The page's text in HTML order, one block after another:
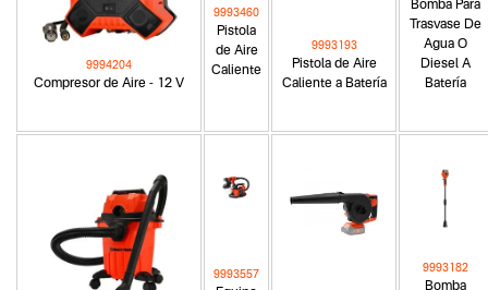
Compresor de Aire - 12 V
9994204
Pistola
de Aire
Caliente
9993460
Pistola de Aire
Caliente a Batería
9993193
Bomba Para
Trasvase De
Agua O
Diesel A
Batería
9993557
Bomba
9993182